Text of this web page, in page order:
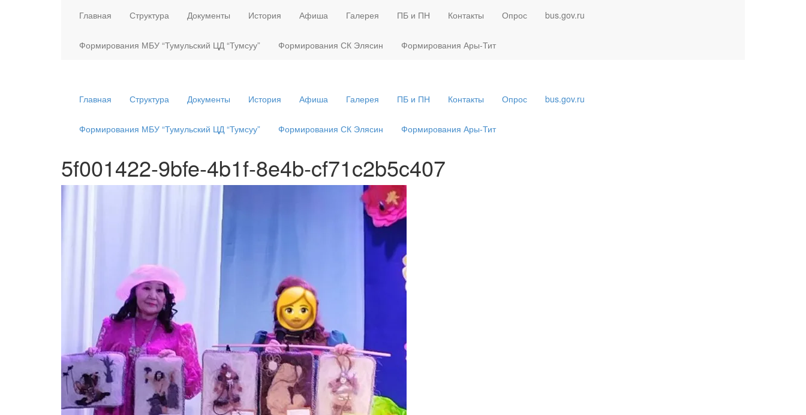
Главная Структура Документы История Афиша Галерея ПБ и ПН Контакты Опрос bus.gov.ru
Формирования МБУ “Тумульский ЦД “Тумсуу” Формирования СК Элясин Формирования Ары-Тит
Главная Структура Документы История Афиша Галерея ПБ и ПН Контакты Опрос bus.gov.ru
Формирования МБУ “Тумульский ЦД “Тумсуу” Формирования СК Элясин Формирования Ары-Тит
5f001422-9bfe-4b1f-8e4b-cf71c2b5c407